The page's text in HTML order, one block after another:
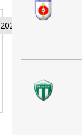
2026